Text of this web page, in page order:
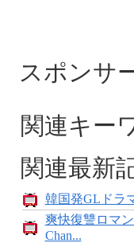
スポンサ
関連キー
関連最新
韓国発GLドラ
爽快復讐ロマ
Chan...